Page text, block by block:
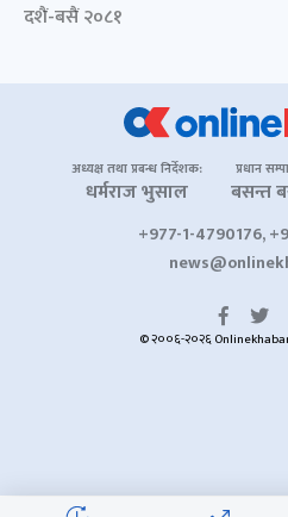
दशैं-बसैं २०८१
अध्यक्ष तथा प्रबन्ध निर्देशक:
धर्मराज भुसाल
प्रधान
बसन्त
+977-1-4790176,
© २००६-२०२६